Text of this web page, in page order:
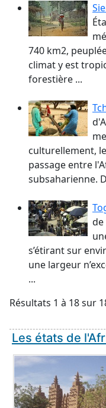
740 km2,
climat y est
forestière ...
culturellement,
passage entre
subsaharienne.
de
s’étirant sur
une largeur
...
Résultats 1 à 18 sur
Les états de